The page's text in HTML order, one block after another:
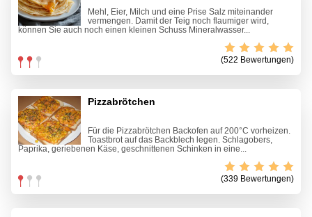
Mehl, Eier, Milch und eine Prise Salz miteinander
vermengen. Damit der Teig noch flaumiger wird,
können Sie auch noch einen kleinen Schuss Mineralwasser...
(522 Bewertungen)
Pizzabrötchen
Für die Pizzabrötchen Backofen auf 200°C vorheizen.
Toastbrot auf das Backblech legen. Schlagobers,
Paprika, geriebenen Käse, geschnittenen Schinken in eine...
(339 Bewertungen)